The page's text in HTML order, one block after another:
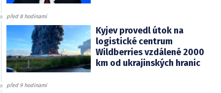
před 8 hodinami
Kyjev provedl útok na
logistické centrum
Wildberries vzdálené 2000
km od ukrajinských hranic
před 9 hodinami